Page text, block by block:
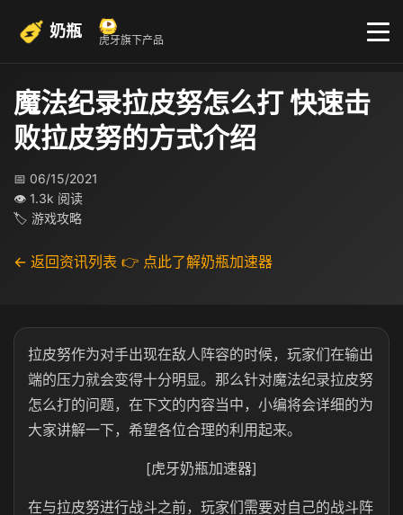
奶瓶 虎牙旗下产品
魔法纪录拉皮努怎么打 快速击
败拉皮努的方式介绍
📅 06/15/2021
👁 1.3k 阅读
🏷 游戏攻略
← 返回资讯列表 👉 点此了解奶瓶加速器
拉皮努作为对手出现在敌人阵容的时候，玩家们在输出
端的压力就会变得十分明显。那么针对魔法纪录拉皮努
怎么打的问题，在下文的内容当中，小编将会详细的为
大家讲解一下，希望各位合理的利用起来。
[虎牙奶瓶加速器]
在与拉皮努进行战斗之前，玩家们需要对自己的战斗阵